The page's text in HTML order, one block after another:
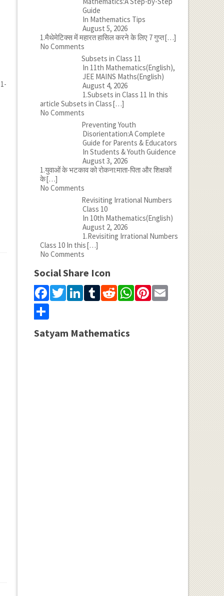
Guide
In Mathematics Tips
August 5, 2026
1.मैथेमेटिक्स में महारत हासिल करने के लिए 7 गुप्त[…]
No Comments
Subsets in Class 11
In 11th Mathematics(English),
JEE MAINS Maths(English)
August 4, 2026
1.Subsets in Class 11 In this
article Subsets in Class[…]
No Comments
Preventing Youth
Disorientation:A Complete
Guide for Parents & Educators
In Students & Youth Guidence
August 3, 2026
1.युवाओं के भटकाव को रोकना:माता-पिता और शिक्षकों
के[…]
No Comments
Revisiting Irrational Numbers
Class 10
In 10th Mathematics(English)
August 2, 2026
1.Revisiting Irrational Numbers
Class 10 In this[…]
No Comments
Social Share Icon
Facebook
Twitter
LinkedIn
Tumblr
Reddit
WhatsApp
Pinterest
Email
Share
Satyam Mathematics